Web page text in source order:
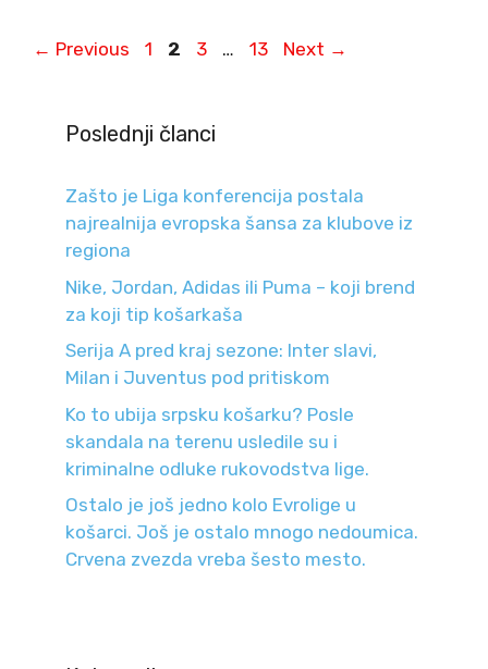
← Previous Page
1 Page
2 Page
3 … Page
13 Next →
Poslednji članci
Zašto je Liga konferencija postala
najrealnija evropska šansa za klubove iz
regiona
Nike, Jordan, Adidas ili Puma – koji brend
za koji tip košarkaša
Serija A pred kraj sezone: Inter slavi,
Milan i Juventus pod pritiskom
Ko to ubija srpsku košarku? Posle
skandala na terenu usledile su i
kriminalne odluke rukovodstva lige.
Ostalo je još jedno kolo Evrolige u
košarci. Još je ostalo mnogo nedoumica.
Crvena zvezda vreba šesto mesto.